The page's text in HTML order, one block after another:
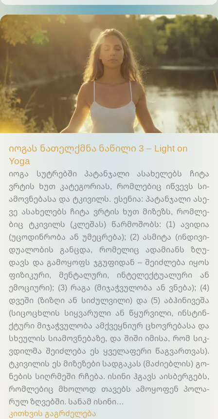
იოგას ნათელქმნა ნაწილი 3 – Light on
Yoga
იო­გა სუტ­რებ­ში პა­ტან­ჯა­ლი ასა­ხე­ლებს ჩი­ტა
ვრტის ხუთ კა­ტე­გო­რი­ას, რომ­ლე­ბიც იწ­ვევს სი­
ამოვ­ნე­ბა­სა და ტკი­ვილს. ესე­ნია: პა­ტან­ჯა­ლი ასე­
ვე ასა­ხე­ლებს ჩი­ტა ვრტის ხუთ მი­ზეზს, რომ­ლე­
ბიც ტკი­ვილს (კლე­შას) წარ­მო­შობს: (1) ავი­დია
(უცო­დინ­რო­ბა ან უმეც­რე­ბა); (2) ას­მი­ტა (ინ­დი­ვი­
დუა­ლო­ბის გან­ცდა, რო­მე­ლიც ადა­მი­ანს ზღუ­
დავს და გა­მო­ყოფს ჯგუ­ფი­დან – შე­იძ­ლე­ბა იყოს
ფი­ზი­კუ­რი, მენ­ტა­ლუ­რი, ინ­ტე­ლექ­ტუა­ლუ­რი ან
ემო­ცი­ური); (3) რა­გა (მი­ჯაჭ­ვუ­ლო­ბა ან ვნე­ბა); (4)
დვე­ში (ზიზ­ღი ან სი­ძულ­ვი­ლი) და (5) აბ­ჰი­ნი­ვე­შა
(სი­ცოც­ხლის სიყ­ვა­რუ­ლი ან წყურ­ვი­ლი, ინ­სტინ­
ქტუ­რი მი­ჯაჭ­ვუ­ლო­ბა ამ­ქვეყ­ნი­ურ ცხოვ­რე­ბა­სა და
სხე­ულის სი­ამოვ­ნე­ბა­ზე, და ში­ში იმი­სა, რომ სიკ­
ვდილ­მა შე­იძ­ლე­ბა ეს ყვე­ლა­ფე­რი წაგ­ვარ­თვას).
ტკი­ვი­ლის ეს მი­ზე­ზე­ბი სად­გა­კას (მა­ძი­ებ­ლის) გო­
ნე­ბის სიღ­რმე­ში რჩე­ბა. ისი­ნი ჰგავს აის­ბერ­გებს,
რომ­ლე­ბიც მხო­ლოდ თა­ვებს ამო­ყო­ფენ პო­ლა­
რულ ზღვებ­ში. სა­ნამ ისი­ნი…
კითხვის გაგრძელება